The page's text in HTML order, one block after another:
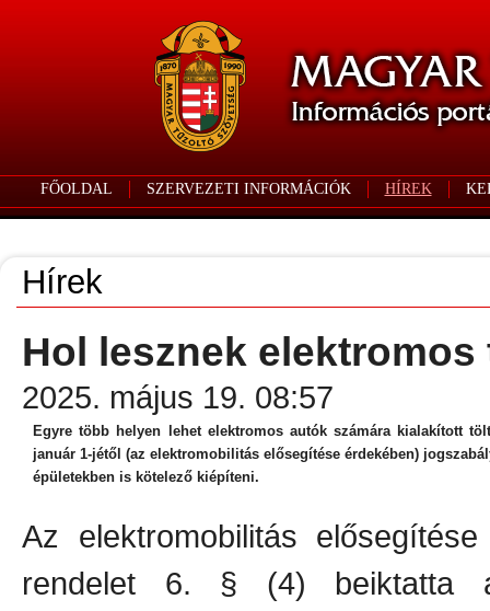
FŐOLDAL SZERVEZETI INFORMÁCIÓK HÍREK
Hírek
Hol lesznek
2025. május 19. 08:57
Egyre több helyen lehet elektromos autók számára kialakított
január 1-jétől (az elektromobilitás elősegítése érdekében)
épületekben is kötelező kiépíteni.
Az elektromobilitás
rendelet 6. § (4) beiktatta